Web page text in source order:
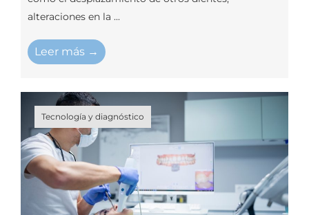
alteraciones en la ...
Leer más →
Tecnología y diagnóstico